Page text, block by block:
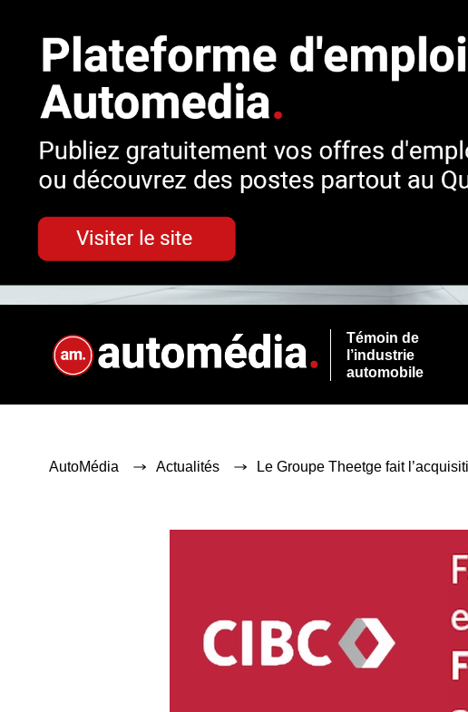
Témoin de
l’industrie
automobile
AutoMédia Actualités